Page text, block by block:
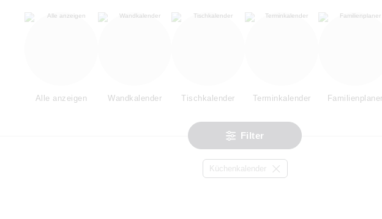
Alle anzeigen Wandkalender Tischkalender Terminkalender Familienplaner
Filter
Küchenkalender